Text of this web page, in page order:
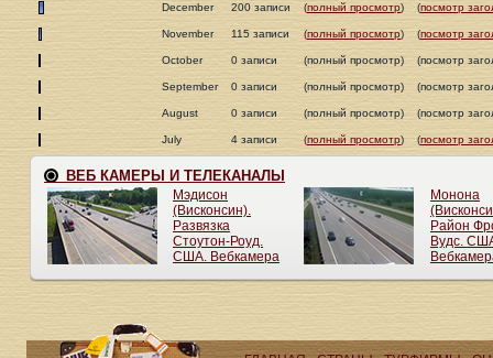
December 200 записи (полный просмотр) (посмотр
November 115 записи (полный просмотр) (посмотр
October 0 записи (полный просмотр) (посмотр
September 0 записи (полный просмотр) (посмотр
August 0 записи (полный просмотр) (посмотр
July 4 записи (полный просмотр) (посмотр